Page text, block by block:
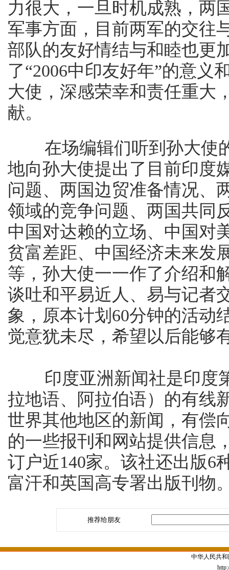
力很大，一旦时机成熟，两
军事方面，目前两军的交往
部队的友好情结与和睦也更
了“2006中印友好年”的意义
大使，深感荣幸和责任重大
献。
在场编辑们听到孙大使的
地向孙大使提出了目前印度
问题、两国边贸准备情况、
领域的竞争问题、两国共同
中国对达赖的立场、中国对
贫富差距、中国经济未来发
等，孙大使一一作了介绍和
谈吐和平易近人、易与记者
象，原本计划60分钟的活动
觉意犹未尽，希望以后能够
印度亚洲新闻社是印度第
拉地语、阿拉伯语）的有线
世界其他地区的新闻，有偿
的一些报刊和网站提供信息
订户近140家。该社还出版6
富汗和英国高专署出版刊物
推荐给朋友
中华人民共